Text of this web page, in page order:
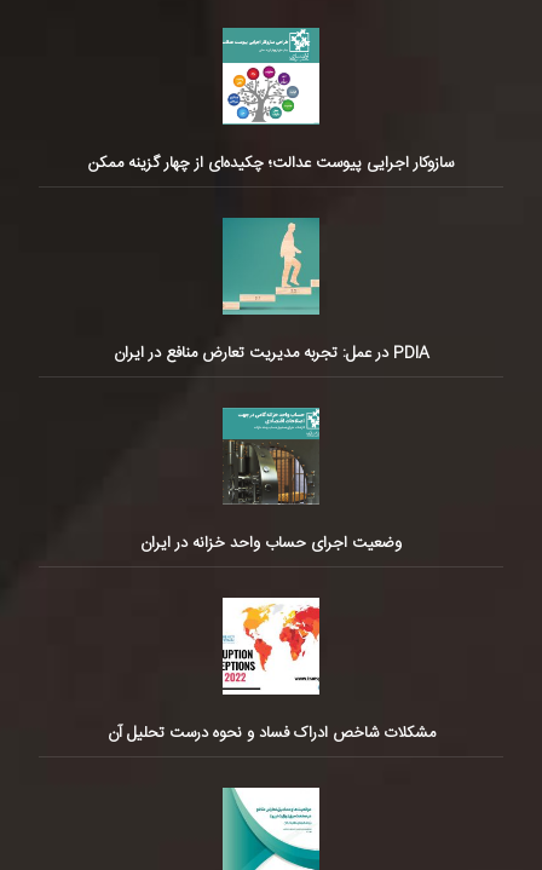
سازوکار اجرایی پیوست عدالت؛ چکیده‌ای از چهار گزینه ممکن
PDIA در عمل: تجربه مدیریت تعارض منافع در ایران
وضعیت اجرای حساب واحد خزانه در ایران
مشکلات شاخص ادراک فساد و نحوه درست تحلیل آن